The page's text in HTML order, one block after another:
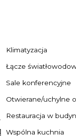
Klimatyzacja
Łącze
Sale konferencyjne
Otwierane/uchylne
Restauracja w
Wspólna kuchnia